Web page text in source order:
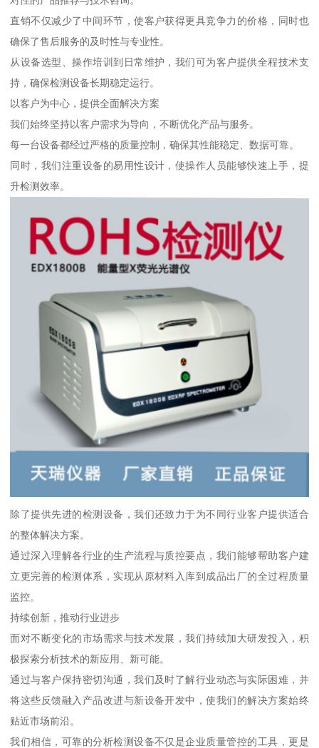
直销不仅减少了中间环节，使客户获得更具竞争力的价格，同时也
确保了售后服务的及时性与专业性。
从设备选型、操作培训到日常维护，我们可为客户提供全程技术支
持，确保检测设备长期稳定运行。
以客户为中心，提供全面解决方案
我们始终坚持以客户需求为导向，不断优化产品与服务。
每一台设备都经过严格的质量控制，确保其性能稳定、数据可靠。
同时，我们注重设备的易用性设计，使操作人员能够快速上手，提
升检测效率。
除了提供先进的检测设备，我们还致力于为不同行业客户提供适合
的整体解决方案。
通过深入理解各行业的生产流程与质控要点，我们能够帮助客户建
立更完善的检测体系，实现从原材料入库到成品出厂的全过程质量
监控。
持续创新，推动行业进步
面对不断变化的市场需求与技术发展，我们持续加大研发投入，积
极探索分析技术的新应用、新可能。
通过与客户保持密切沟通，我们及时了解行业动态与实际困难，并
将这些反馈融入产品改进与新设备开发中，使我们的解决方案始终
贴近市场前沿。
我们相信，可靠的分析检测设备不仅是企业质量管控的工具，更是